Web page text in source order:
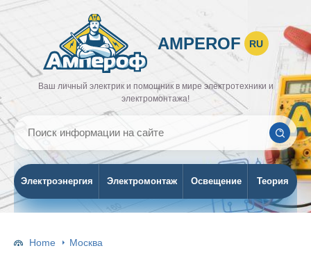
AMPEROF RU
Ваш личный электрик и помощник в мире электротехники и
электромонтажа!
Электроэнергия Электромонтаж Освещение Теория
Home Москва